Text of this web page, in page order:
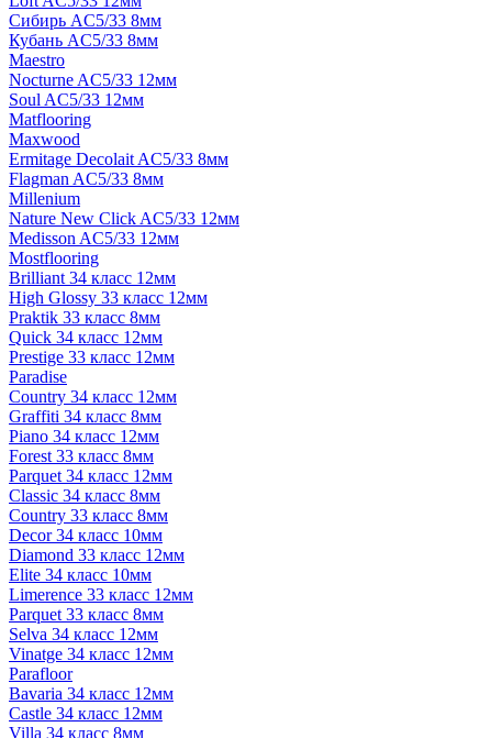
Сибирь AC5/33 8мм
Кубань AC5/33 8мм
Maestro
Nocturne AC5/33 12мм
Soul AC5/33 12мм
Matflooring
Maxwood
Ermitage Decolait AC5/33 8мм
Flagman AC5/33 8мм
Millenium
Nature New Click AC5/33 12мм
Medisson AC5/33 12мм
Mostflooring
Brilliant 34 класс 12мм
High Glossy 33 класс 12мм
Praktik 33 класс 8мм
Quick 34 класс 12мм
Prestige 33 класс 12мм
Paradise
Country 34 класс 12мм
Graffiti 34 класс 8мм
Piano 34 класс 12мм
Forest 33 класс 8мм
Parquet 34 класс 12мм
Classic 34 класс 8мм
Country 33 класс 8мм
Decor 34 класс 10мм
Diamond 33 класс 12мм
Elite 34 класс 10мм
Limerence 33 класс 12мм
Parquet 33 класс 8мм
Selva 34 класс 12мм
Vinatge 34 класс 12мм
Parafloor
Bavaria 34 класс 12мм
Castle 34 класс 12мм
Villa 34 класс 8мм